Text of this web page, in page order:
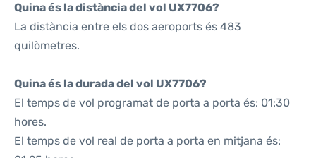
Quina és la distància del vol UX7706?
La distància entre els dos aeroports és 483
quilòmetres.
Quina és la durada del vol UX7706?
El temps de vol programat de porta a porta és: 01:30
hores.
El temps de vol real de porta a porta en mitjana és: